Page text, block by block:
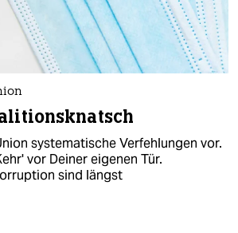
systematische Verfehlungen vor.
vor Deiner eigenen Tür.
sind längst